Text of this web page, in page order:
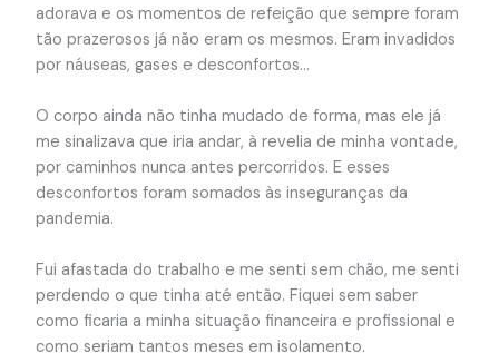
adorava e os momentos de refeição que sempre foram
tão prazerosos já não eram os mesmos. Eram invadidos
por náuseas, gases e desconfortos…
O corpo ainda não tinha mudado de forma, mas ele já
me sinalizava que iria andar, à revelia de minha vontade,
por caminhos nunca antes percorridos. E esses
desconfortos foram somados às inseguranças da
pandemia.
Fui afastada do trabalho e me senti sem chão, me senti
perdendo o que tinha até então. Fiquei sem saber
como ficaria a minha situação financeira e profissional e
como seriam tantos meses em isolamento.